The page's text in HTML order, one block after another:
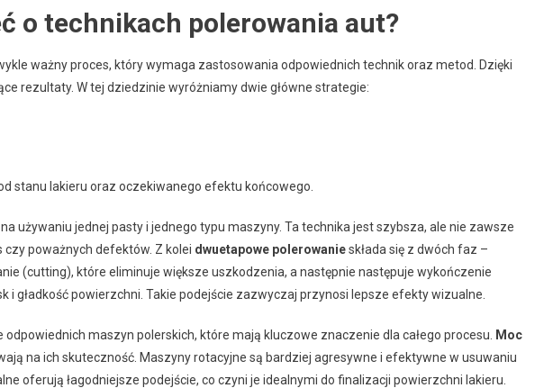
o technikach polerowania aut?
ważny proces, który wymaga zastosowania odpowiednich technik oraz metod. Dzięki
rezultaty. W tej dziedzinie wyróżniamy dwie główne strategie:
stanu lakieru oraz oczekiwanego efektu końcowego.
używaniu jednej pasty i jednego typu maszyny. Ta technika jest szybsza, ale nie zawsze
czy poważnych defektów. Z kolei dwuetapowe polerowanieskłada się z dwóch faz –
(cutting), które eliminuje większe uszkodzenia, a następnie następuje wykończenie
i gładkość powierzchni. Takie podejście zazwyczaj przynosi lepsze efekty wizualne.
maszyn polerskich, które mają kluczowe znaczenie dla całego procesu.
Moc
na ich skuteczność. Maszyny rotacyjne są bardziej agresywne i efektywne w usuwaniu
oferują łagodniejsze podejście, co czyni je idealnymi do finalizacji powierzchni lakieru.